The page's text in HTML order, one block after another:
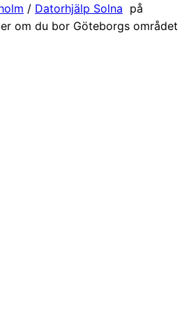
/ Datorhjälp Solna på
om du bor Göteborgs området